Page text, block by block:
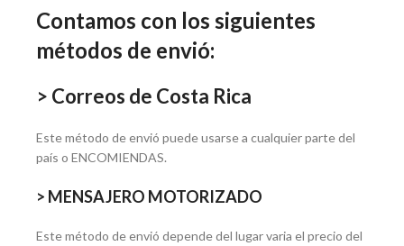
Contamos con los siguientes
métodos de envió:
> Correos de Costa Rica
Este método de envió puede usarse a cualquier parte del
país o ENCOMIENDAS.
> MENSAJERO MOTORIZADO
Este método de envió depende del lugar varia el precio del